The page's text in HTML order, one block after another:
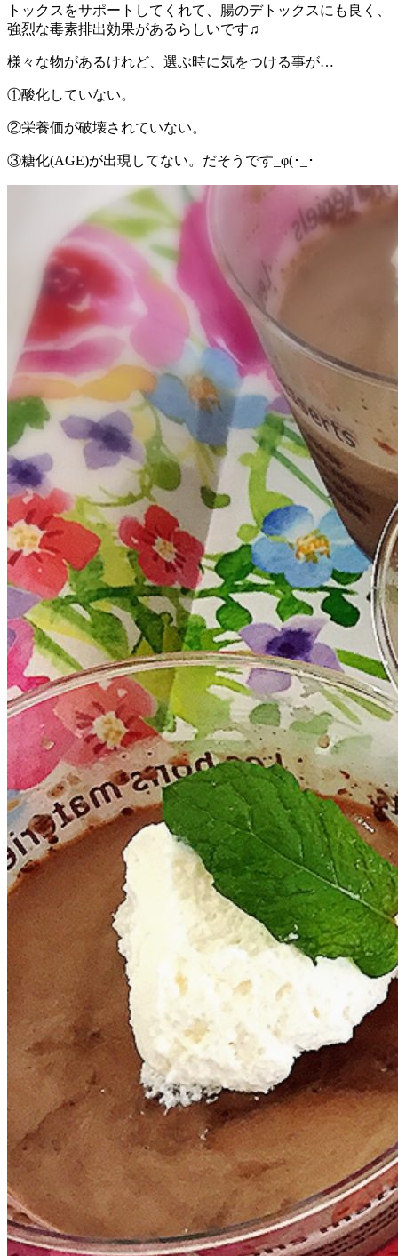
トックスをサポートしてくれて、腸のデトックスにも良く、
強烈な毒素排出効果があるらしいです♫
様々な物があるけれど、選ぶ時に気をつける事が…
①酸化していない。
②栄養価が破壊されていない。
③糖化(AGE)が出現してない。だそうです_φ(･_･